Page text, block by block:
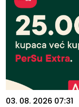
03. 08. 2026 07:31